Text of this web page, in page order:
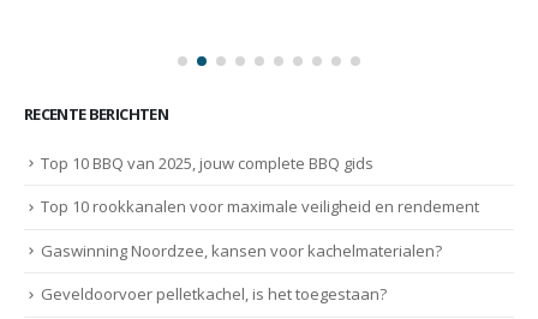
RECENTE BERICHTEN
Top 10 BBQ van 2025, jouw complete BBQ gids
Top 10 rookkanalen voor maximale veiligheid en rendement
Gaswinning Noordzee, kansen voor kachelmaterialen?
Geveldoorvoer pelletkachel, is het toegestaan?